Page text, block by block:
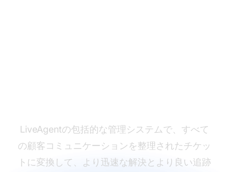
LiveAgentの包括的な管理システムで、すべて
の顧客コミュニケーションを整理されたチケッ
トに変換して、より迅速な解決とより良い追跡